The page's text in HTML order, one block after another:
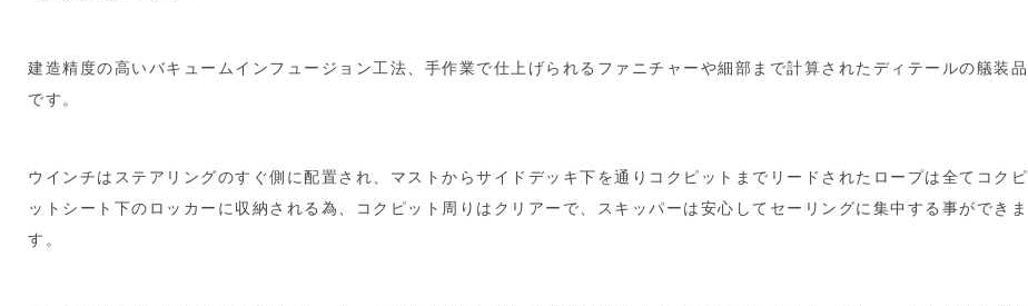
建造精度の高いバキュームインフュージョン工法、手作業で仕上げられるファニチャーや細部まで計算されたディテールの艤装品
です。
ウインチはステアリングのすぐ側に配置され、マストからサイドデッキ下を通りコクピットまでリードされたロープは全てコクピ
ットシート下のロッカーに収納される為、コクピット周りはクリアーで、スキッパーは安心してセーリングに集中する事ができま
す。